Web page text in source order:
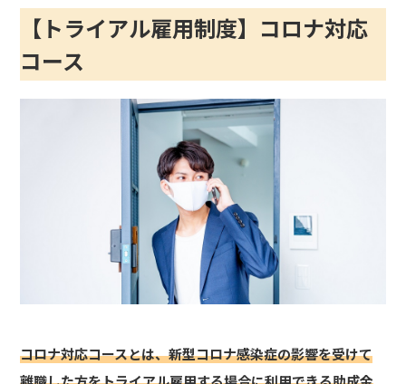
【トライアル雇用制度】コロナ対応
コース
コロナ対応コースとは、新型コロナ感染症の影響を受けて